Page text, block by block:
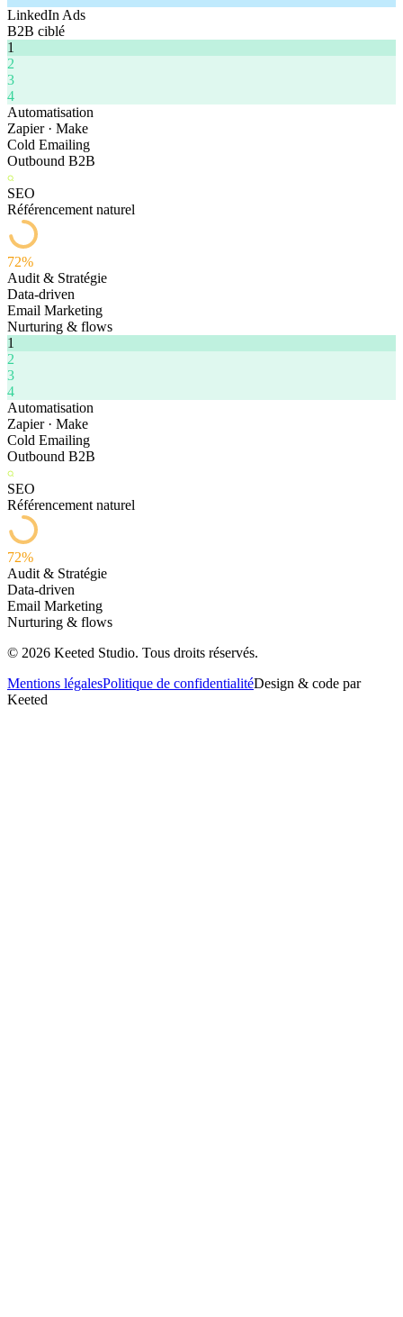
LinkedIn Ads
B2B ciblé
1
2
3
4
Automatisation
Zapier · Make
Cold Emailing
Outbound B2B
SEO
Référencement naturel
72%
Audit & Stratégie
Data-driven
Email Marketing
Nurturing & flows
1
2
3
4
Automatisation
Zapier · Make
Cold Emailing
Outbound B2B
SEO
Référencement naturel
72%
Audit & Stratégie
Data-driven
Email Marketing
Nurturing & flows
© 2026 Keeted Studio. Tous droits réservés.
Mentions légalesPolitique de confidentialitéDesign & code par
Keeted